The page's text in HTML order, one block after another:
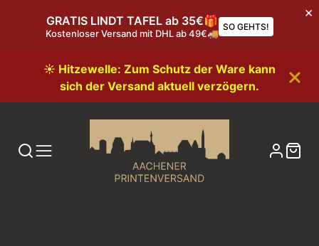
GRATIS LINDT TAFEL ab 35€🎁
Kostenloser Versand mit DHL ab 49€🚚
SO GEHTS!
☀️ Hitzewelle: Zum Schutz der Ware kann
sich der Versand aktuell verzögern.